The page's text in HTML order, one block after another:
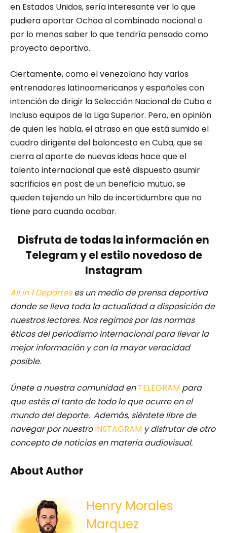
en Estados Unidos, sería interesante ver lo que
pudiera aportar Ochoa al combinado nacional o
por lo menos saber lo que tendría pensado como
proyecto deportivo.
Ciertamente, como el venezolano hay varios
entrenadores latinoamericanos y españoles con
intención de dirigir la Selección Nacional de Cuba e
incluso equipos de la Liga Superior. Pero, en opinión
de quien les habla, el atraso en que está sumido el
cuadro dirigente del baloncesto en Cuba, que se
cierra al aporte de nuevas ideas hace que el
talento internacional que esté dispuesto asumir
sacrificios en post de un beneficio mutuo, se
queden tejiendo un hilo de incertidumbre que no
tiene para cuando acabar.
Disfruta de todas la información en
Telegram y el estilo novedoso de
Instagram
All in 1 Deporteses un medio de prensa deportiva
donde se lleva toda la actualidad a disposición de
nuestros lectores. Nos regimos por las normas
éticas del periodismo internacional para llevar la
mejor información y con la mayor veracidad
posible.
Únete a nuestra comunidad enTELEGRAM para
que estés al tanto de todo lo que ocurre en el
mundo del deporte. Además, siéntete libre de
navegar por nuestro INSTAGRAM y disfrutar de otro
concepto de noticias en materia audiovisual.
About Author
Henry Morales
Marquez